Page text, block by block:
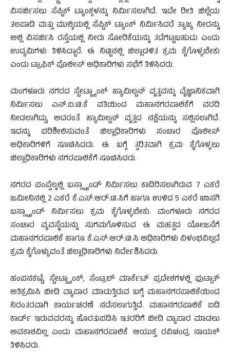
ವಿಸರ್ಜಿಸಲು ಸೆಪ್ಟಿಕ್ ಟ್ಯಾಂಕ್ಗಳನ್ನು ನಿರ್ಮಿಸಲಾಗಿದೆ. ಇದೇ ರೀತಿ ಜಿಲ್ಲೆಯ
ತಲಪಾಡಿ ಮತ್ತು ಮುಲ್ಕಿಯಲ್ಲಿ ಸೆಪ್ಟಿಕ್ ಟ್ಯಾಂಕ್ ನಿರ್ಮಿಸಿದರೆ ತ್ಯಾಜ್ಯ ನೀರನ್ನು
ಅಲ್ಲಿ ವಿಸರ್ಜಿಸಿ ರಸ್ತೆಯಲ್ಲಿ ನೀರು ಸೋರಿಕೆಯನ್ನು ತಡೆಗಟ್ಟಬಹುದು ಎಂದು
ಉದ್ಯಮಿಗಳು ತಿಳಿಸಿದ್ದಾರೆ. ಈ ನಿಟ್ಟಿನಲ್ಲಿ ಜಿಲ್ಲಾಡಳಿತ ಕ್ರಮ ಕೈಗೊಳ್ಳಬೇಕು
ಎಂದು ಟ್ರಾಫಿಕ್ ಪೊಲೀಸ್ ಅಧಿಕಾರಿಗಳು ಸಭೆಗೆ ತಿಳಿಸಿದರು.
ಮಂಗಳೂರು ನಗರದ ಸ್ಟೇಟ್ಬ್ಯಾಂಕ್ ಹ್ಯಾಮಿಲ್ಟನ್ ವೃತ್ತವನ್ನು ವೈಜ್ಞಾನಿಕವಾಗಿ
ನಿರ್ಮಿಸಲು ಎನ್.ಐ.ಟಿ.ಕೆ ವತಿಯಿಂದ ಮಹಾನಗರಪಾಲಿಕೆಗೆ ವರದಿ
ನೀಡಲಾಗಿದ್ದು, ಅದರಂತೆ ಹ್ಯಾಮಿಲ್ಟನ್ ವೃತ್ತದ ನಕ್ಷೆಯನ್ನು ಸಲ್ಲಿಸಲಾಗಿದೆ.
ಇದನ್ನು ಪರಿಶೀಲಿಸುವಂತೆ ಜಿಲ್ಲಾಧಿಕಾರಿಗಳು ಸಂಚಾರ ಪೊಲೀಸ್
ಅಧಿಕಾರಿಗಳಿಗೆ ಸೂಚಿಸಿದರು. ಈ ಬಗ್ಗೆ ತ್ವರಿತವಾಗಿ ಕ್ರಮ ಕೈಗೊಳ್ಳಲು
ಜಿಲ್ಲಾಧಿಕಾರಿಗಳು ನಗರಪಾಲಿಕೆಗೆ ಸೂಚಿಸಿದರು.
ನಗರದ ಪಂಪ್ವೆಲ್ನಲ್ಲಿ ಬಸ್ಸ್ಟ್ಯಾಂಡ್ ನಿರ್ಮಿಸಲು ಕಾದಿರಿಸಲಾಗಿರುವ 7 ಎಕರೆ
ಜಮೀನಿನಲ್ಲಿ 2 ಎಕರೆ ಕೆ.ಎಸ್.ಆರ್.ಟಿ.ಸಿಗೆ ಹಾಗೂ ಉಳಿದ 5 ಎಕರೆ ಖಾಸಗಿ
ಬಸ್ಸ್ಟ್ಯಾಂಡ್ ನಿರ್ಮಿಸಲು ಕ್ರಮ ಕೈಗೊಳ್ಳಬೇಕು. ಮಂಗಳೂರು ನಗರದ
ಸಂಚಾರ ವ್ಯವಸ್ಥೆಯನ್ನು ಸುಗಮಗೊಳಿಸುವ ಈ ಮಹತ್ವದ ಯೋಜನೆಗೆ
ಮಹಾನಗರಪಾಲಿಕೆ ಹಾಗೂ ಕೆ.ಎಸ್.ಆರ್.ಟಿ.ಸಿ ಅಧಿಕಾರಿಗಳು ವಿಳಂಭವಿಲ್ಲದೆ
ಕ್ರಮ ಕೈಗೊಳ್ಳುವಂತೆ ಜಿಲ್ಲಾಧಿಕಾರಿಗಳು ನಿರ್ದೇಶಿಸಿದರು.
ಹಂಪನಕಟ್ಟೆ, ಸ್ಟೇಟ್ಬ್ಯಾಂಕ್, ಸೆಂಟ್ರಲ್ ಮಾರ್ಕೆಟ್ ಪ್ರದೇಶಗಳಲ್ಲಿ ಫುಟ್ಪಾತ್
ಅತಿಕ್ರಮಿಸಿ ಬೀದಿ ವ್ಯಾಪಾರ ಮಾಡುತ್ತಿರುವ ಬಗ್ಗೆ ಮಹಾನಗರಪಾಲಿಕೆಯಿಂದ
ನಿರಂತರವಾಗಿ ಕಾರ್ಯಚರಣೆ ನಡೆಸಲಾಗುತ್ತಿದೆ. ಮಹಾನಗರಪಾಲಿಕೆ ಐಡಿ
ಕಾರ್ಡ್ ಇರುವವರನ್ನು ಹೊರತುಪಡಿಸಿ ಇತರರಿಗೆ ಬೀದಿ ವ್ಯಾಪಾರ ಮಾಡಲು
ಅವಕಾಶವಿಲ್ಲ ಎಂದು ಮಹಾನಗರಪಾಲಿಕೆ ಆಯುಕ್ತ ರವಿಚಂದ್ರ ನಾಯಕ್
ತಿಳಿಸಿದರು.